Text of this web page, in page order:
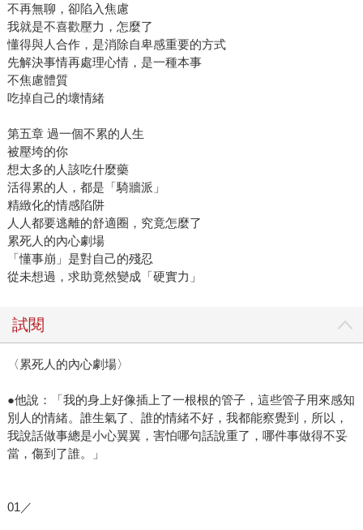
不再無聊，卻陷入焦慮
我就是不喜歡壓力，怎麼了
懂得與人合作，是消除自卑感重要的方式
先解決事情再處理心情，是一種本事
不焦慮體質
吃掉自己的壞情緒
第五章 過一個不累的人生
被壓垮的你
想太多的人該吃什麼藥
活得累的人，都是「騎牆派」
精緻化的情感陷阱
人人都要逃離的舒適圈，究竟怎麼了
累死人的內心劇場
「懂事崩」是對自己的殘忍
從未想過，求助竟然變成「硬實力」
試閱
〈累死人的內心劇場〉
●他說：「我的身上好像插上了一根根的管子，這些管子用來感知
別人的情緒。誰生氣了、誰的情緒不好，我都能察覺到，所以，
我說話做事總是小心翼翼，害怕哪句話說重了，哪件事做得不妥
當，傷到了誰。」
01／